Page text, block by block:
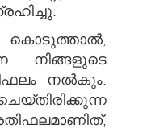
നിങ്ങളുടെ
നൽകും.